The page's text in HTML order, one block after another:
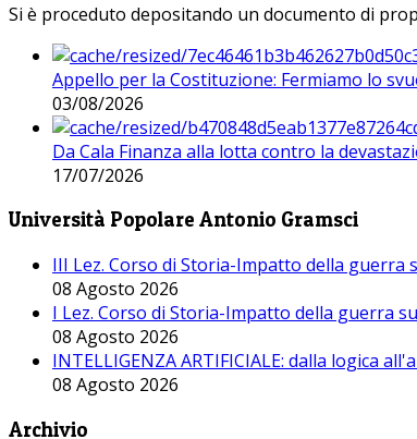
Si è proceduto depositando un documento di
Appello per la Costituzione: Fermiamo lo
03/08/2026
Da Cala Finanza alla lotta contro la
17/07/2026
Università Popolare Antonio Gramsci
III Lez. Corso di Storia-Impatto della
08 Agosto 2026
I Lez. Corso di Storia-Impatto della guerra
08 Agosto 2026
INTELLIGENZA ARTIFICIALE: dalla logica
08 Agosto 2026
Archivio